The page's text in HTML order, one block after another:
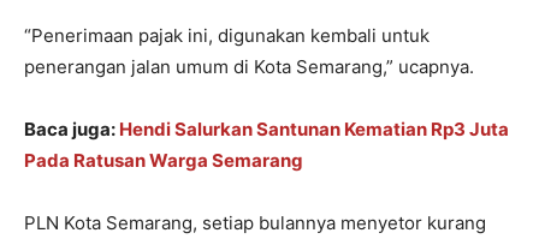
“Penerimaan pajak ini, digunakan kembali untuk
penerangan jalan umum di Kota Semarang,” ucapnya.
Baca juga: Hendi Salurkan Santunan Kematian Rp3 Juta
Pada Ratusan Warga Semarang
PLN Kota Semarang, setiap bulannya menyetor kurang